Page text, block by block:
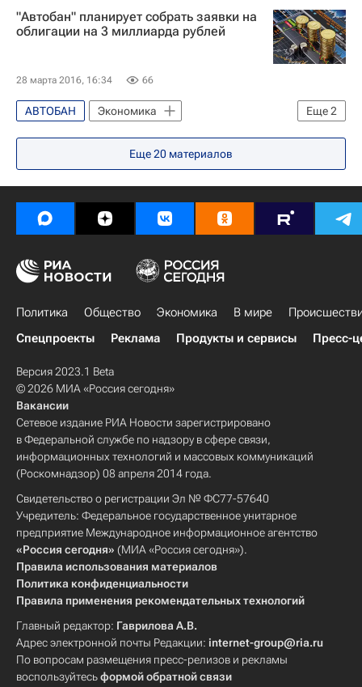
"Автобан" планирует собрать заявки на
облигации на 3 миллиарда рублей
28 марта 2016, 16:34 66
Еще2
АВТОБАН
Экономика
Ситуация на мировых фондовых рынках в марте 2016
Еще20 материалов
Политика Общество Экономика В мире
Спецпроекты
Реклама Продукты и сервисы Пресс-
Версия 2023.1 Beta
© 2026 МИА «Россия сегодня»
Вакансии
Сетевое издание РИА Новости зарегистрировано
в Федеральной службе по надзору в сфере связи,
информационных технологий и массовых коммуникаций
(Роскомнадзор) 08 апреля 2014 года.
Свидетельство о регистрации Эл № ФС77-57640
Учредитель: Федеральное государственное унитарное
предприятие Международное информационное агентство
«Россия сегодня» (МИА «Россия сегодня»).
Правила использования материалов
Политика конфиденциальности
Правила применения рекомендательных технологий
Главный редактор: Гаврилова А.В.
Адрес электронной почты Редакции: internet-group@ria.ru
По вопросам размещения пресс-релизов и рекламы
воспользуйтесьформой обратной связи